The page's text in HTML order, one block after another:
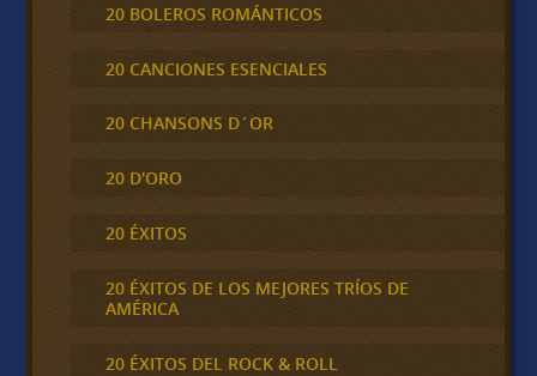
20 BOLEROS ROMÁNTICOS
20 CANCIONES ESENCIALES
20 CHANSONS D´OR
20 D'ORO
20 ÉXITOS
20 ÉXITOS DE LOS MEJORES TRÍOS DE
AMÉRICA
20 ÉXITOS DEL ROCK & ROLL